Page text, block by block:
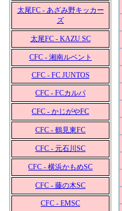
太尾FC - あざみ野キッカー
ズ
太尾FC - KAZU SC
CFC - 湘南ルベント
CFC - FC JUNTOS
CFC - FCカルパ
CFC - かじがやFC
CFC - 鶴見東FC
CFC - 元石川SC
CFC - 横浜かもめSC
CFC - 藤の木SC
CFC - EMSC